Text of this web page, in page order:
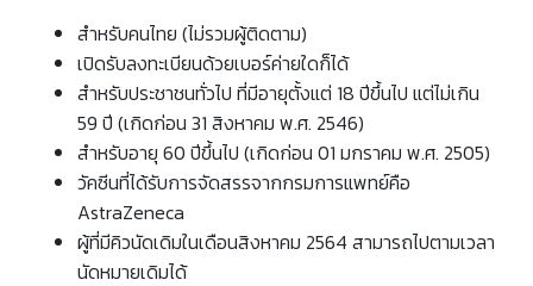
สำหรับคนไทย (ไม่รวมผู้ติดตาม)
เปิดรับลงทะเบียนด้วยเบอร์ค่ายใดก็ได้
สำหรับประชาชนทั่วไป ที่มีอายุตั้งแต่ 18 ปีขึ้นไป แต่ไม่เกิน
59 ปี (เกิดก่อน 31 สิงหาคม พ.ศ. 2546)
สำหรับอายุ 60 ปีขึ้นไป (เกิดก่อน 01 มกราคม พ.ศ. 2505)
วัคซีนที่ได้รับการจัดสรรจากกรมการแพทย์คือ
AstraZeneca
ผู้ที่มีคิวนัดเดิมในเดือนสิงหาคม 2564 สามารถไปตามเวลา
นัดหมายเดิมได้